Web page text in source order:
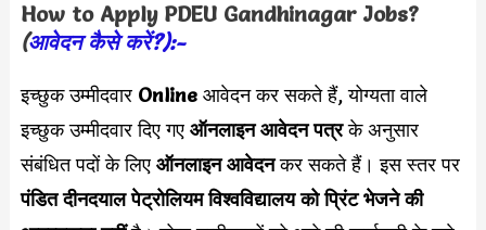
How to Apply PDEU Gandhinagar Jobs?
(आवेदन कैसे करें?):-
इच्छुक उम्मीदवार Online आवेदन कर सकते हैं, योग्यता वाले
इच्छुक उम्मीदवार दिए गए ऑनलाइन आवेदन पत्रके अनुसार
संबंधित पदों के लिए ऑनलाइन आवेदनकर सकते हैं। इस स्तर पर
पंडित दीनदयाल पेट्रोलियम विश्वविद्यालय को प्रिंट भेजने की